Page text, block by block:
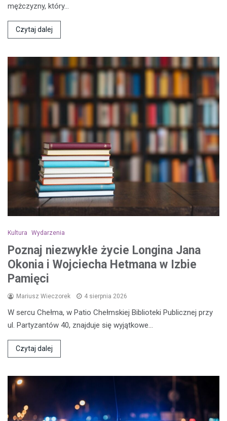
mężczyzny, który…
Czytaj dalej
Kultura Wydarzenia
Poznaj niezwykłe życie Longina Jana
Okonia i Wojciecha Hetmana w Izbie
Pamięci
Mariusz Wieczorek 4 sierpnia 2026
W sercu Chełma, w Patio Chełmskiej Biblioteki Publicznej przy
ul. Partyzantów 40, znajduje się wyjątkowe…
Czytaj dalej